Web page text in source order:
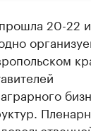
20-22